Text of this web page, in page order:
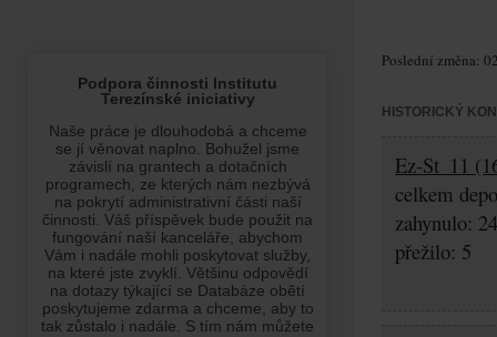
Poslední změna:
HISTORICKÝ
Ez-St_11
celkem
zahynulo: 24
přežilo: 5